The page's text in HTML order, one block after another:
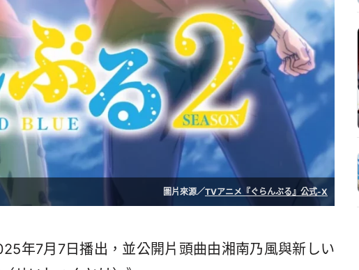
圖片來源／TVアニメ『ぐらんぶる』公式-X
年7月7日播出，並公開片頭曲由湘南乃風與新しい